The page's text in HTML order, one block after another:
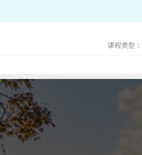
课程类型：